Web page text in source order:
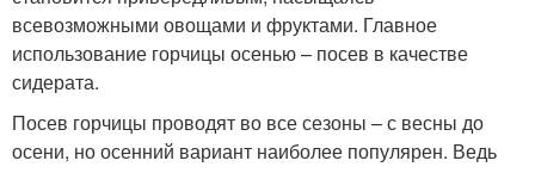
всевозможными овощами и фруктами. Главное
использование горчицы осенью – посев в качестве
сидерата.
Посев горчицы проводят во все сезоны – с весны до
осени, но осенний вариант наиболее популярен. Ведь